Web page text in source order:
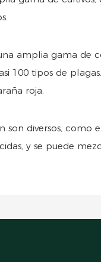
amplia gama de
100 tipos de
roja.
son diversos,
y se puede